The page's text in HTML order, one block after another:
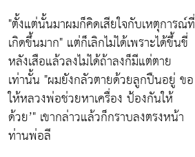
"ตั้งแต่นั้นมาผมก็คิดเสียใจกับเหตุการณ์ที่
เกิดขึ้นมาก" แต่ก็เลิกไม่ได้เพราะได้ขึ้นขี่
หลังเสือแล้วลงไม่ได้ถ้าลงก็มีแต่ตาย
เท่านั้น "ผมยังกลัวตายด้วยลูกปืนอยู่ ขอ
ให้หลวงพ่อช่วยหาเครื่อง ป้องกันให้
ด้วย’" เขากล่าวแล้วก็กราบลงตรงหน้า
ท่านพ่อลี